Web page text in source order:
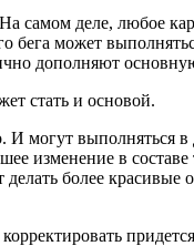
На самом деле, любое
может
дополняют
стать и основой.
могут
изменение в
более